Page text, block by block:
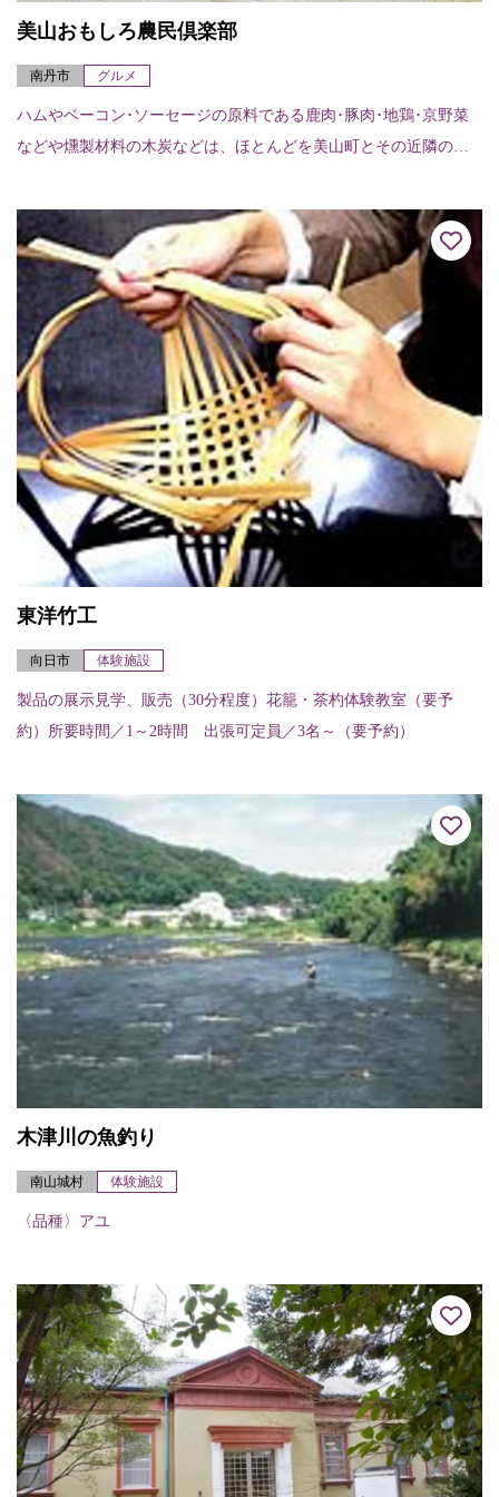
美山おもしろ農民倶楽部
南丹市 グルメ
ハムやベーコン･ソーセージの原料である鹿肉･豚肉･地鶏･京野菜
などや燻製材料の木炭などは、ほとんどを美山町とその近隣のも
がり頂けるために...
東洋竹工
向日市 体験施設
製品の展示見学、販売（30分程度）花籠・茶杓体験教室（要予
約）所要時間／1～2時間 出張可定員／3名～（要予約）
木津川の魚釣り
南山城村 体験施設
〈品種〉アユ